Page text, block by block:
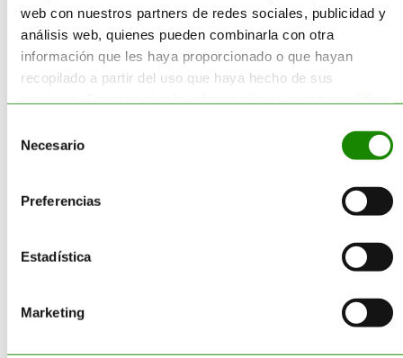
web con nuestros partners de redes sociales, publicidad y
análisis web, quienes pueden combinarla con otra
información que les haya proporcionado o que hayan
recopilado a partir del uso que haya hecho de sus
Necesario
Preferencias
Estadística
Marketing
Consultoría
Reciclado
Gestión Residuos
Sectores
Categorías
Corporativo
Destrucción de Producto